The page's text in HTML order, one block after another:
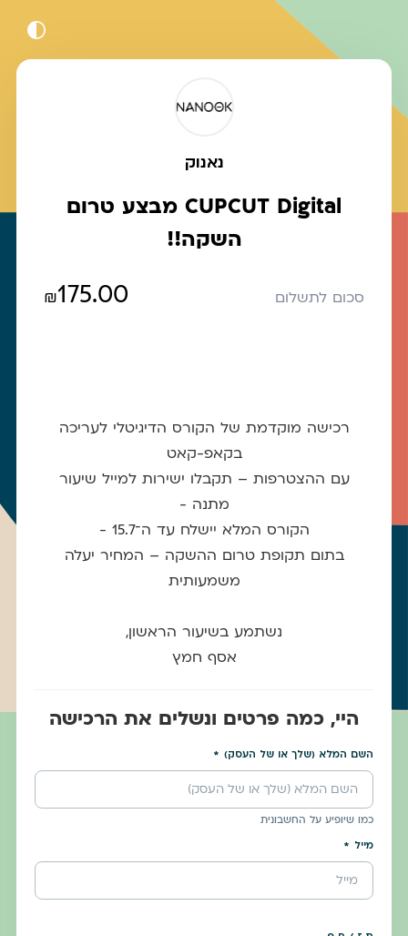
נאנוק
CUPCUT Digital מבצע טרום
השקה!!
סכום לתשלום ₪175.00
רכישה מוקדמת של הקורס הדיגיטלי לעריכה
בקאפ-קאט
עם ההצטרפות – תקבלו ישירות למייל שיעור
מתנה -
הקורס המלא יישלח עד ה־15.7 -
בתום תקופת טרום ההשקה – המחיר יעלה
משמעותית
נשתמע בשיעור הראשון,
אסף חמץ
היי, כמה פרטים ונשלים את הרכישה
השם המלא (שלך או של העסק)
כמו שיופיע על החשבונית
מייל